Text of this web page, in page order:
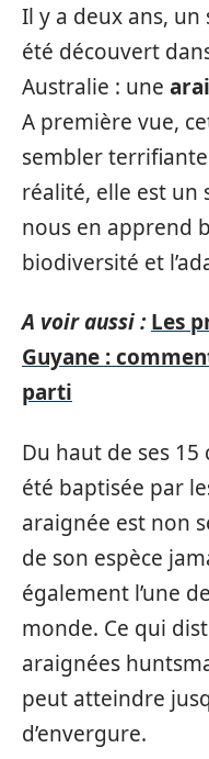
Il y a deux ans,
été découvert
Australie : une
A première vue,
sembler
réalité, elle est un
nous en apprend
biodiversité et
A voir aussi : Les
Guyane :
parti
Du haut de ses
été baptisée par
araignée est non
de son espèce
également l’une
monde. Ce qui
araignées
peut atteindre
d’envergure.